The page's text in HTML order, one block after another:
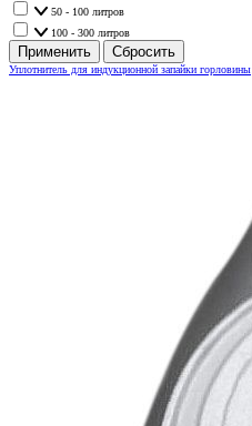
50 - 100 литров
100 - 300 литров
Уплотнитель для индукционной запайки горловины